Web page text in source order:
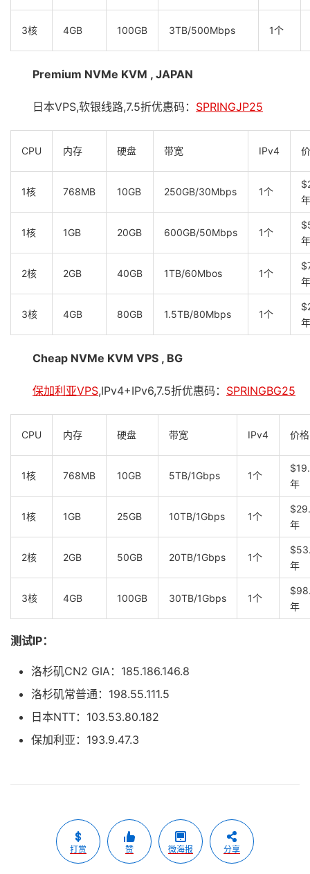
3核 4GB 100GB 3TB/500Mbps 1个
Premium NVMe KVM , JAPAN
日本VPS,软银线路,7.5折优惠码： SPRINGJP25
CPU 内存 硬盘 带宽 IPv4
1核 768MB 10GB 250GB/30Mbps 1个
年
1核 1GB 20GB 600GB/50Mbps 1个
年
2核 2GB 40GB 1TB/60Mbos 1个
年
3核 4GB 80GB 1.5TB/80Mbps 1个
年
Cheap NVMe KVM VPS , BG
保加利亚VPS,IPv4+IPv6,7.5折优惠码： SPRINGBG25
CPU 内存 硬盘 带宽 IPv4 价格
1核 768MB 10GB 5TB/1Gbps 1个
年
1核 1GB 25GB 10TB/1Gbps 1个
年
2核 2GB 50GB 20TB/1Gbps 1个
年
3核 4GB 100GB 30TB/1Gbps 1个
年
测试IP：
洛杉矶CN2 GIA：185.186.146.8
洛杉矶常普通：198.55.111.5
日本NTT：103.53.80.182
保加利亚：193.9.47.3
打赏 赞 微海报 分享